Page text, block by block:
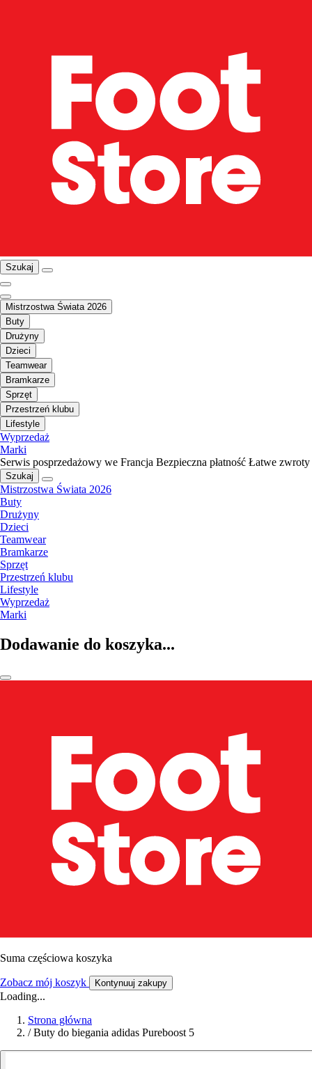
Szukaj
Mistrzostwa Świata 2026
Buty
Drużyny
Dzieci
Teamwear
Bramkarze
Sprzęt
Przestrzeń klubu
Lifestyle
Wyprzedaż
Marki
Serwis posprzedażowy we Francja Bezpieczna płatność Łatwe zwroty
Szukaj
Mistrzostwa Świata 2026
Buty
Drużyny
Dzieci
Teamwear
Bramkarze
Sprzęt
Przestrzeń klubu
Lifestyle
Wyprzedaż
Marki
Dodawanie do koszyka...
Suma częściowa koszyka
Zobacz mój koszyk Kontynuuj zakupy
Loading...
Strona główna
/ Buty do biegania adidas Pureboost 5